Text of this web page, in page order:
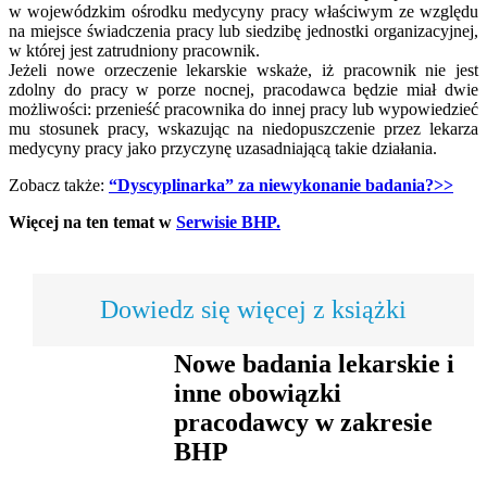
w wojewódzkim ośrodku medycyny pracy właściwym ze względu
na miejsce świadczenia pracy lub siedzibę jednostki organizacyjnej,
w której jest zatrudniony pracownik.
Jeżeli nowe orzeczenie lekarskie wskaże, iż pracownik nie jest
zdolny do pracy w porze nocnej, pracodawca będzie miał dwie
możliwości: przenieść pracownika do innej pracy lub wypowiedzieć
mu stosunek pracy, wskazując na niedopuszczenie przez lekarza
medycyny pracy jako przyczynę uzasadniającą takie działania.
Zobacz także: “Dyscyplinarka” za niewykonanie badania?>>
Więcej na ten temat w Serwisie BHP.
Dowiedz się więcej z książki
Nowe badania lekarskie i
inne obowiązki
pracodawcy w zakresie
BHP